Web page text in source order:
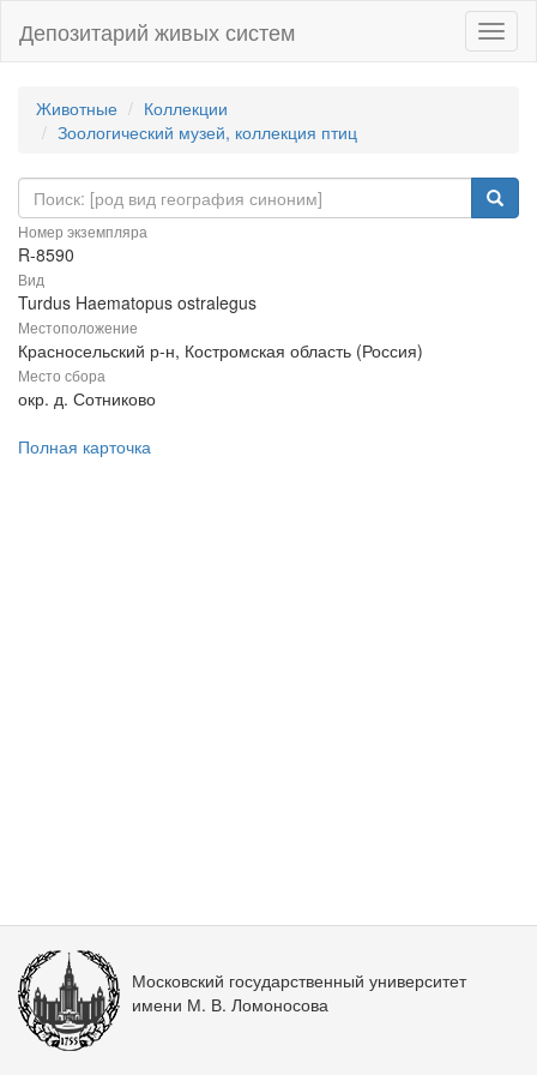
Депозитарий живых систем
Животные
Коллекции
Зоологический музей, коллекция птиц
Номер экземпляра
R-8590
Вид
Turdus Haematopus ostralegus
Местоположение
Красносельский р-н, Костромская область (Россия)
Место сбора
окр. д. Сотниково
Полная карточка
Московский государственный университет
имени М. В. Ломоносова